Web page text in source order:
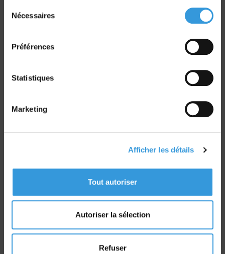
Nécessaires
Préférences
Statistiques
Marketing
Afficher les détails
Tout autoriser
Autoriser la sélection
Refuser
F 27950 SAINT MARCEL
www.faceaurisque.com